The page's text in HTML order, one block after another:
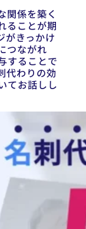
関係を築く
ることが期
がきっかけ
つながれ
することで
代わりの効
てお話しし